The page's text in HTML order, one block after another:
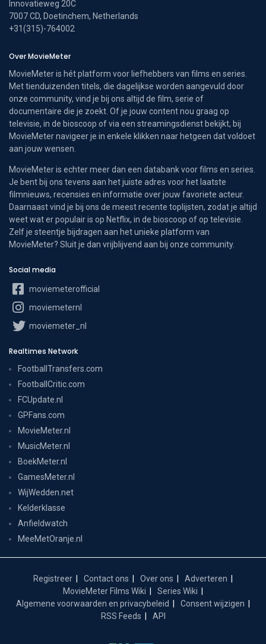
Innovatieweg 20C
7007 CD, Doetinchem, Netherlands
+31(315)-764002
Over MovieMeter
MovieMeter is hét platform voor liefhebbers van films en series.
Met tienduizenden titels, die dagelijkse worden aangevuld door
onze community, vind je bij ons altijd de film, serie of
documentaire die je zoekt. Of je jouw content nou graag op
televisie, in de bioscoop of via een streamingsdienst bekijkt, bij
MovieMeter navigeer je in enkele klikken naar hetgeen dat voldoet
aan jouw wensen.
MovieMeter is echter meer dan een databank voor films en series.
Je bent bij ons tevens aan het juiste adres voor het laatste
filmnieuws, recensies en informatie over jouw favoriete acteur.
Daarnaast vind je bij ons de meest recente toplijsten, zodat je altijd
weet wat er populair is op Netflix, in de bioscoop of op televisie.
Zelf je steentje bijdragen aan het unieke platform van
MovieMeter? Sluit je dan vrijblijvend aan bij onze community.
Social media
moviemeterofficial
moviemeternl
moviemeter_nl
Realtimes Network
FootballTransfers.com
FootballCritic.com
FCUpdate.nl
GPFans.com
MovieMeter.nl
MusicMeter.nl
BoekMeter.nl
GamesMeter.nl
WijWedden.net
Kelderklasse
Anfieldwatch
MeeMetOranje.nl
Registreer Contact ons Over ons
Adverteren
MovieMeter Films Wiki
Series Wiki
Algemene voorwaarden en privacybeleid
Consent wijzigen
RSS Feeds
API